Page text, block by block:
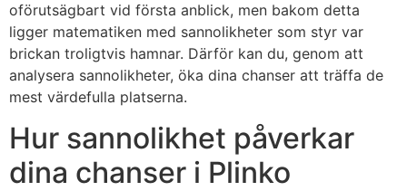
oförutsägbart vid första anblick, men bakom detta
ligger matematiken med sannolikheter som styr var
brickan troligtvis hamnar. Därför kan du, genom att
analysera sannolikheter, öka dina chanser att träffa de
mest värdefulla platserna.
Hur sannolikhet påverkar
dina chanser i Plinko